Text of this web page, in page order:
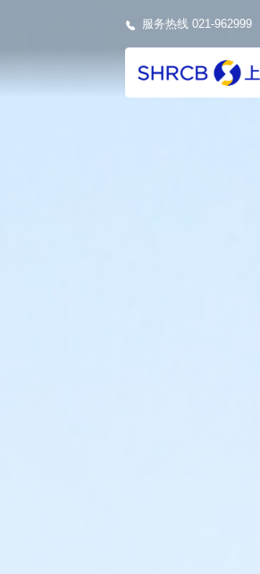
服务热线 021-962999